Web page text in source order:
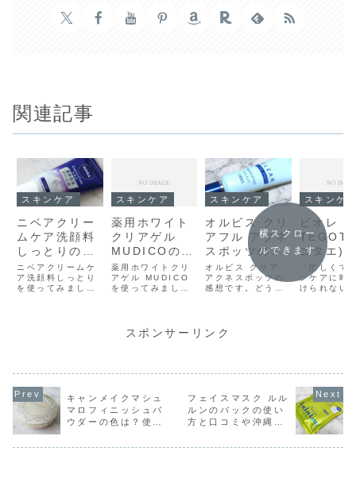
関連記事
スキンケア
ニベアクリー
ムケア洗顔料
しっとりの口
コミと1本全
部使い切った
感想
ニベアクリームケ
ア洗顔料しっとり
を使ってみまし
一応、チューブに
「濃密保湿クリー
ム泡」って書い
て...
スキンケア
薬用ホワイト
クリアゲル
MUDICOの口
コミと毎日使
ってみた感想
薬用ホワイトクリ
アゲル MUDICO
を使ってみまし
れどうにかした
い！…って日々思
書かれたパッケー
ジは魅力的！ニ...
スキンケア
オルビス クリ
アフル アクネ
スポッツの効
果・使い方・
口コミ・感想
オルビス クリア
アクネスポッツの
感想です。どうし
ても出来て、また
治っても出来て、
特徴なのと、あと
はストレスらし...
スキンケ
ビオレ
ゴタエ)
人気シ
製品・効
口コミ！
「忙しくて
ンケアに時
けられない
寄り添い、
美容」とい
いスキンケ
を...
横スクロー
ルできます
スポンサーリンク
キャンメイクマシュ
マロフィニッシュパ
ウダーの色は？使い
フェイスマスク ルル
ルンのパックの使い
方と口コミや沖縄限